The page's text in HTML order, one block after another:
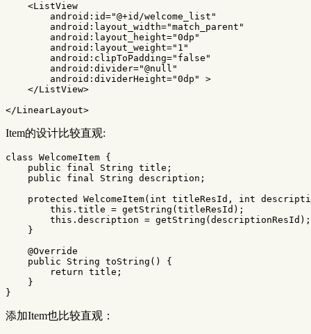
<ListView
android:id="@+id/welcome_list"
android:layout_width="match_parent"
android:layout_height="0dp"
android:layout_weight="1"
android:clipToPadding="false"
android:divider="@null"
android:dividerHeight="0dp"
>
</ListView>
</LinearLayout>
Item的设计比较直观:
class WelcomeItem {
public
final String title ;
public
final String description ;
protected
WelcomeItem( int titleResId , int
this . title = getString ( titleResId );
this . description = getString ( descriptionResId );
}
@Override
public
String toString ()
{
return title ;
}
}
添加Item也比较直观：